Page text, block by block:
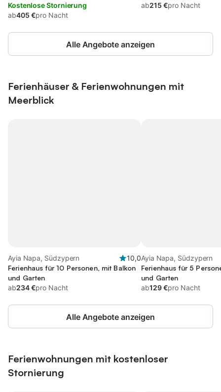
Kostenlose Stornierung
ab405 €pro Nacht
ab215 €pro Nacht
Alle Angebote anzeigen
Ferienhäuser & Ferienwohnungen mit
Meerblick
Ayia Napa, Südzypern
10,0
Ferienhaus für 10 Personen, mit Balkon
und Garten
ab234 €pro Nacht
Ayia Napa, Südzypern
Ferienhaus für 5
und Garten
ab129 €pro Nacht
Alle Angebote anzeigen
Ferienwohnungen mit kostenloser
Stornierung